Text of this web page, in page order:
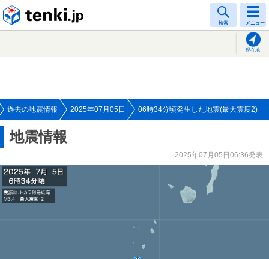
検索 メニュー
現在地
過去の地震情報 2025年07月05日 06時34分頃発生した地震(最大震度2)
地震情報
2025年07月05日06:36発表